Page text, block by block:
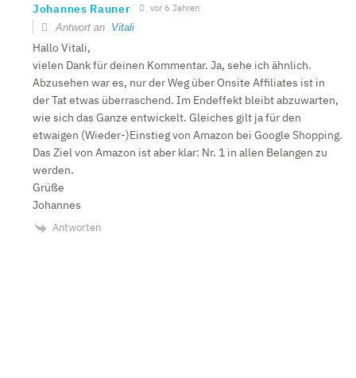
Johannes Rauner vor 6 Jahren
Antwort an Vitali
Hallo Vitali,
vielen Dank für deinen Kommentar. Ja, sehe ich ähnlich.
Abzusehen war es, nur der Weg über Onsite Affiliates ist in
der Tat etwas überraschend. Im Endeffekt bleibt abzuwarten,
wie sich das Ganze entwickelt. Gleiches gilt ja für den
etwaigen (Wieder-)Einstieg von Amazon bei Google Shopping.
Das Ziel von Amazon ist aber klar: Nr. 1 in allen Belangen zu
werden.
Grüße
Johannes
Antworten